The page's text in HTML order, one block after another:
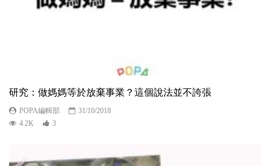
研究：做媽媽等於放棄事業？這個說法並不誇張
POPA編輯部
31/10/2018
4.2K
3